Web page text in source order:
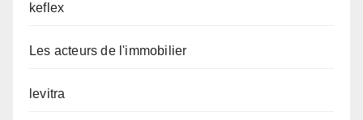
keflex
Les acteurs de l'immobilier
levitra